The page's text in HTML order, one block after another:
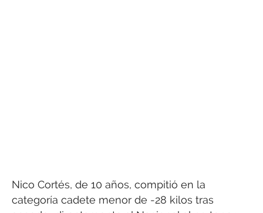
Nico Cortés, de 10 años, compitió en la
categoría cadete menor de -28 kilos tras